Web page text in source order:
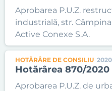
Aprobarea P.U.Z.
industrială, str.
Active Conexe S.A.
HOTĂRÂRE DE CONSILIU 2020
Hotărârea 870/2020
Aprobarea P.U.Z. de